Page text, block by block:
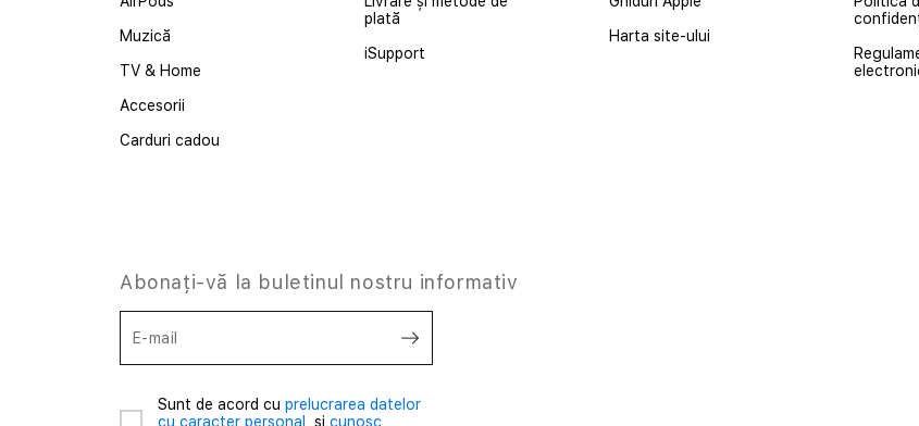
Muzică
TV & Home
Accesorii
Carduri cadou
plată
iSupport
Harta site-ului
Abonați-vă la buletinul nostru informativ
E-mail
Sunt de acord cu prelucrarea datelor
cu caracter personal, și cunosc